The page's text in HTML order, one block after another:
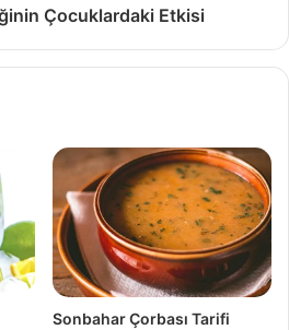
Çocuklardaki Etkisi
Sonbahar Çorbası Tarifi